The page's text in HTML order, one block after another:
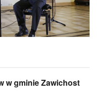
w gminie Zawichost